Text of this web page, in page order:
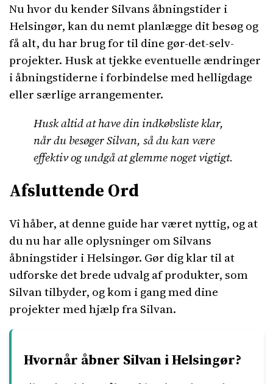
Nu hvor du kender Silvans åbningstider i
Helsingør, kan du nemt planlægge dit besøg og
få alt, du har brug for til dine gør-det-selv-
projekter. Husk at tjekke eventuelle ændringer
i åbningstiderne i forbindelse med helligdage
eller særlige arrangementer.
Husk altid at have din indkøbsliste klar,
når du besøger Silvan, så du kan være
effektiv og undgå at glemme noget vigtigt.
Afsluttende Ord
Vi håber, at denne guide har været nyttig, og at
du nu har alle oplysninger om Silvans
åbningstider i Helsingør. Gør dig klar til at
udforske det brede udvalg af produkter, som
Silvan tilbyder, og kom i gang med dine
projekter med hjælp fra Silvan.
Hvornår åbner Silvan i Helsingør?